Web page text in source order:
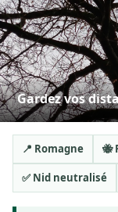
Gardez vos
📍 Romagne 🐝
✅ Nid neutralisé